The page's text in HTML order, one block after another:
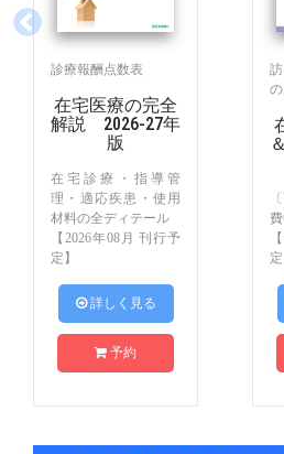
診療報酬点数表
在宅医療の完全
解説 2026-27年
版
在宅診療・指導管
理・適応疾患・使用
材料の全ディテール
【2026年08月 刊行予
定】
 詳しく見る
予約
定